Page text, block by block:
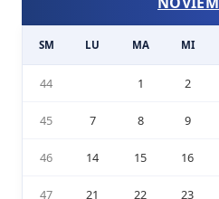
SM LU MA MI
44 1 2
45 7 8 9
46 14 15 16
47 21 22 23